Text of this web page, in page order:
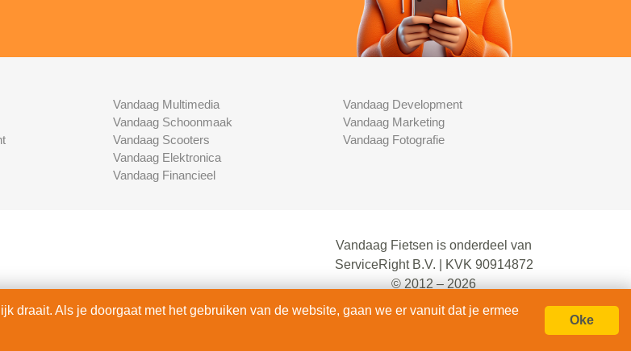
Vandaag Multimedia
Vandaag Schoonmaak
Vandaag Scooters
Vandaag Elektronica
Vandaag Financieel
Vandaag Development
Vandaag Marketing
Vandaag Fotografie
Vandaag Fietsen is onderdeel van
ServiceRight B.V. | KVK 90914872
© 2012 – 2026
alle rechten voorbehouden.
draait. Als je doorgaat met het gebruiken van de website, gaan we er vanuit dat je ermee
Oke